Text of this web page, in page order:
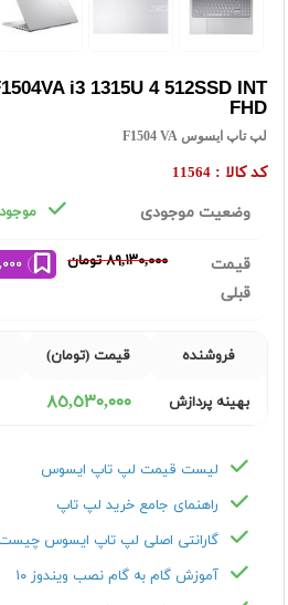
i3 1315U 4 512SSD INT
FHD
لپ تاپ ایسوس F1504 VA
کد کالا : 11564
وضعیت موجودی
قیمت
قبلی
٨٩,١٣٠,٠٠٠ تومان
فروشنده قیمت (تومان)
بهینه پردازش ٨٥,٥٣٠,٠٠٠
لیست قیمت لپ تاپ ایسوس
راهنمای جامع خرید لپ تاپ
گارانتی اصلی لپ تاپ ایسوس
آموزش گام به گام نصب ویندوز ۱۰